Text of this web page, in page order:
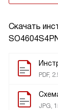
Скачать
PDF,
JPG,